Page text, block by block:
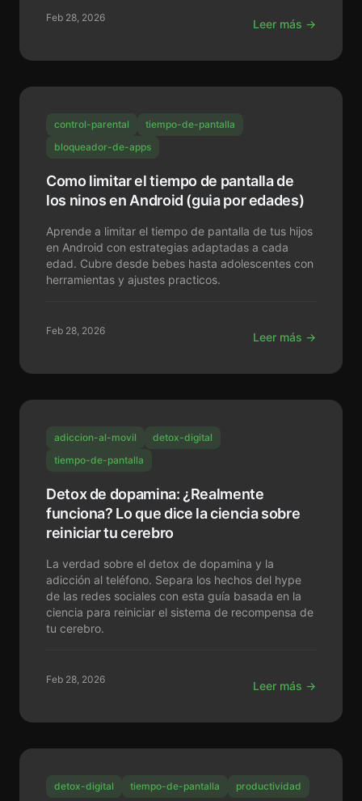
Feb 28, 2026 Leer más →
control-parental
tiempo-de-pantalla
bloqueador-de-apps
Como limitar el tiempo de pantalla de
los ninos en Android (guia por edades)
Aprende a limitar el tiempo de pantalla de tus hijos
en Android con estrategias adaptadas a cada
edad. Cubre desde bebes hasta adolescentes con
herramientas y ajustes practicos.
Feb 28, 2026 Leer más →
adiccion-al-movil
detox-digital
tiempo-de-pantalla
Detox de dopamina: ¿Realmente
funciona? Lo que dice la ciencia sobre
reiniciar tu cerebro
La verdad sobre el detox de dopamina y la
adicción al teléfono. Separa los hechos del hype
de las redes sociales con esta guía basada en la
ciencia para reiniciar el sistema de recompensa de
tu cerebro.
Feb 28, 2026 Leer más →
detox-digital tiempo-de-pantalla productividad